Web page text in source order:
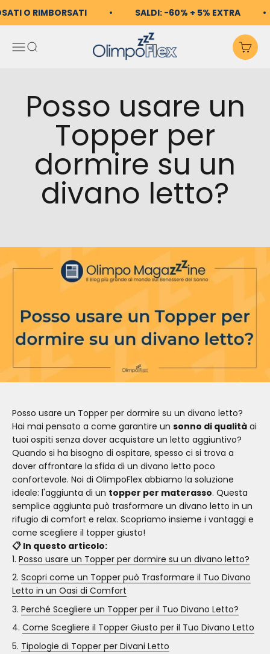
Vai al contenuto
O RIMBORSATI SALDI: -60% + 5% EXTRA
Apri il menu di
Mostra il menu di
OlimpoFlex
Posso usare un
Topper per
dormire su un
divano letto?
Posso usare un Topper per dormire su un divano letto?
Hai mai pensato a come garantire un sonno di qualità ai
tuoi ospiti senza dover acquistare un letto aggiuntivo?
Quando si ha bisogno di ospitare, spesso ci si trova a
dover affrontare la sfida di un divano letto poco
confortevole. Noi di OlimpoFlex abbiamo la soluzione
ideale: l'aggiunta di un topper per materasso. Questa
semplice aggiunta può trasformare un divano letto in un
rifugio di comfort e relax. Scopriamo insieme i vantaggi e
come scegliere il topper giusto!
📋 In questo articolo:
Posso usare un Topper per dormire su un divano letto?
Scopri come un Topper può Trasformare il Tuo Divano
Letto in un Oasi di Comfort
Perché Scegliere un Topper per il Tuo Divano Letto?
Come Scegliere il Topper Giusto per il Tuo Divano Letto
Tipologie di Topper per Divani Letto